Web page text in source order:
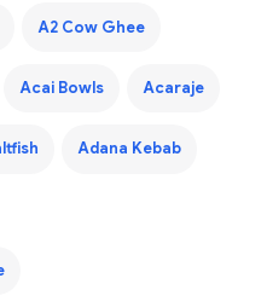
A2 Cow Ghee
Acai Bowls Acaraje
Adana Kebab